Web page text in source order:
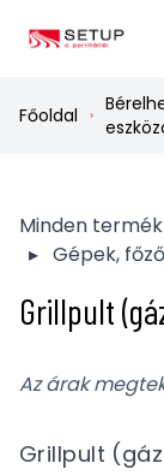
Főoldal
Minden termék
▸ Gépek,
Grillpult
Az árak
Grillpult